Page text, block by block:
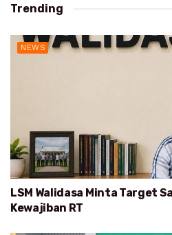
Trending
NEWS
LSM Walidasa Minta Target
Kewajiban RT